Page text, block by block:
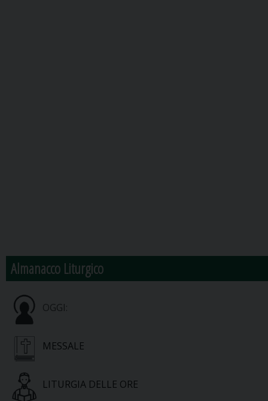
Almanacco Liturgico
OGGI:
MESSALE
LITURGIA DELLE ORE